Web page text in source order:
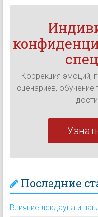
Коррекция эмоций,
сценариев,
Последние
Влияние локдауна и